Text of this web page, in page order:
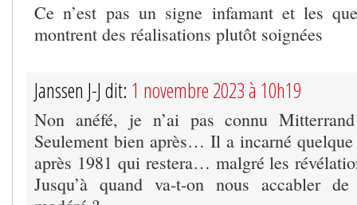
Ce n’est pas un signe infamant et les
montrent des réalisations plutôt soignées
Janssen J-J dit: 1 novembre 2023 à 10h19
Non anéfé, je n’ai pas connu
Seulement bien après… Il a incarné quelque
après 1981 qui restera… malgré les
Jusqu’à quand va-t-on nous accabler